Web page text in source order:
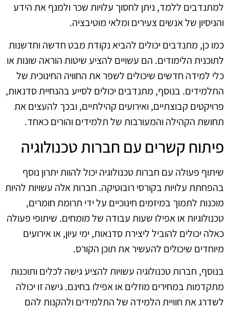
למתנדבים ללמד, ניתן לחסוך עלויות שכר ולמנף את הידע
והניסיון של אנשים צעירים ומלאי מוטיבציה.
כמו כן, מתנדבים יכולים להביא נקודת מבט חדשה וחדשנות
לתוכנית הלימודים. הם עשויים להציע שיטות הוראה שונות או
כלי למידה חדשים שיכולים לשפר את החוויה החינוכית של
התלמידים. בנוסף, מתנדבים יכולים לסייע בהנחיית סדנאות,
פרויקטים קבוצתיים, ואירועים קהילתיים, ובכך להעצים את
תחושת הקהילה והמעורבות של תלמידים והורים כאחד.
פיתוח קשרים עם חברות טכנולוגיה
שיתוף פעולה עם חברות טכנולוגיה יכול להוות יתרון נוסף
בהפחתת עלויות בקורסי רובוטיקה. חברות אלה עשויות להיות
מוכנות לתמוך במיזמים חינוכיים על ידי תרומת חומרים,
טכנולוגיות או אפילו שעות עבודה של מומחים. שיתופי פעולה
כאלה יכולים להוביל ליצירת סדנאות, ימי עיון, או אירועים
מיוחדים שיכולים להעשיר את תוכן הקורס.
בנוסף, חברות טכנולוגיה עשויות להציע גישה לכלים ותוכנות
מתקדמות במחירים מוזלים או אפילו בחינם. גישה זו יכולה
לשדרג את חוויית הלמידה של התלמידים ולהקנות להם